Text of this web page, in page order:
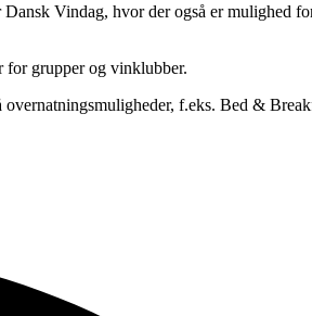
Vindag, hvor der også er mulighed
for grupper og vinklubber.
f.eks. Bed &